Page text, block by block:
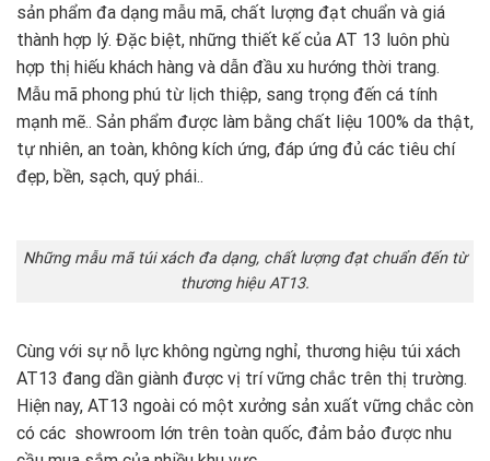
sản phẩm đa dạng mẫu mã, chất lượng đạt chuẩn và giá
thành hợp lý. Đặc biệt, những thiết kế của AT 13 luôn phù
hợp thị hiếu khách hàng và dẫn đầu xu hướng thời trang.
Mẫu mã phong phú từ lịch thiệp, sang trọng đến cá tính
mạnh mẽ.. Sản phẩm được làm bằng chất liệu 100% da thật,
tự nhiên, an toàn, không kích ứng, đáp ứng đủ các tiêu chí
đẹp, bền, sạch, quý phái..
Những mẫu mã túi xách đa dạng, chất lượng đạt chuẩn đến từ
thương hiệu AT13.
Cùng với sự nỗ lực không ngừng nghỉ, thương hiệu túi xách
AT13 đang dần giành được vị trí vững chắc trên thị trường.
Hiện nay, AT13 ngoài có một xưởng sản xuất vững chắc còn
có các showroom lớn trên toàn quốc, đảm bảo được nhu